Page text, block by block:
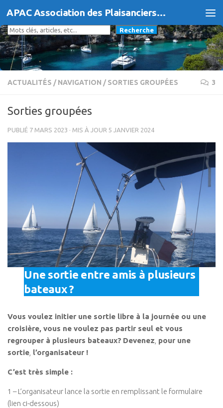
Skip to content APAC Association des Plaisanciers d'Agde et du Cap
Rechercher
Recherche
ACTUALITÉS / NAVIGATION / SORTIES GROUPÉES 3
Sorties groupées
PUBLIÉ 7 MARS 2023 · MIS À JOUR 5 JANVIER 2024
Une sortie entre amis à plusieurs
bateaux ?
Vous voulez initier une sortie libre à la journée ou une
croisière, vous ne voulez pas partir seul et vous
regrouper à plusieurs bateaux? Devenez pour une
sortie l’organisateur !
C’est très simple :
1 – L’organisateur lance la sortie en remplissant le formulaire
(lien ci-dessous)